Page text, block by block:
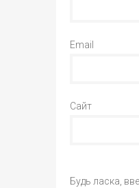
Email
Сайт
Будь ласка,